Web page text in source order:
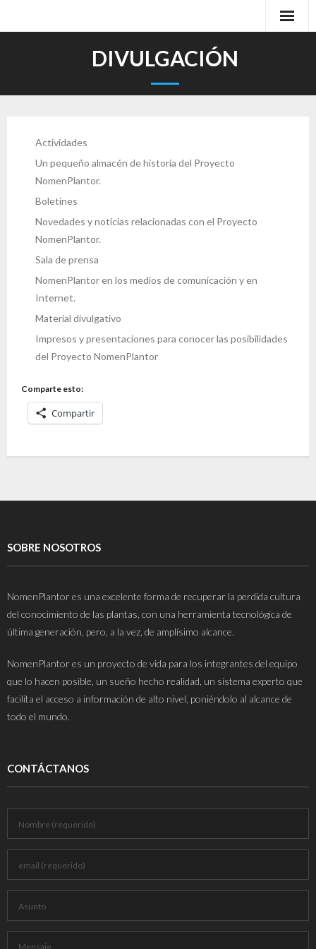
Educación
Partners
Blog
DIVULGACIÓN
Actividades
Un pequeño almacén de historia del Proyecto
NomenPlantor.
Boletines
Novedades y noticias relacionadas con el Proyecto
NomenPlantor.
Sala de prensa
NomenPlantor en los medios de comunicación y en
Internet.
Material divulgativo
Impresos y presentaciones para conocer las posibilidades
del Proyecto NomenPlantor
Comparte esto:
Compartir
SOBRE NOSOTROS
NomenPlantor es una excelente forma de recuperar la perdida cultura
del conocimiento de las plantas, con una herramienta tecnológica de
última generación, pero, a la vez, de amplísimo alcance.
NomenPlantor es un proyecto de vida para los integrantes del equipo
que lo hacen posible, un sueño hecho realidad, un sistema experto que
facilita el acceso a información de alto nivel, poniéndolo al alcance de
todo el mundo.
CONTÁCTANOS